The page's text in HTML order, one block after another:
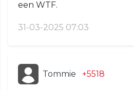
een WTF.
31-03-2025 07:03
Tommie +5518